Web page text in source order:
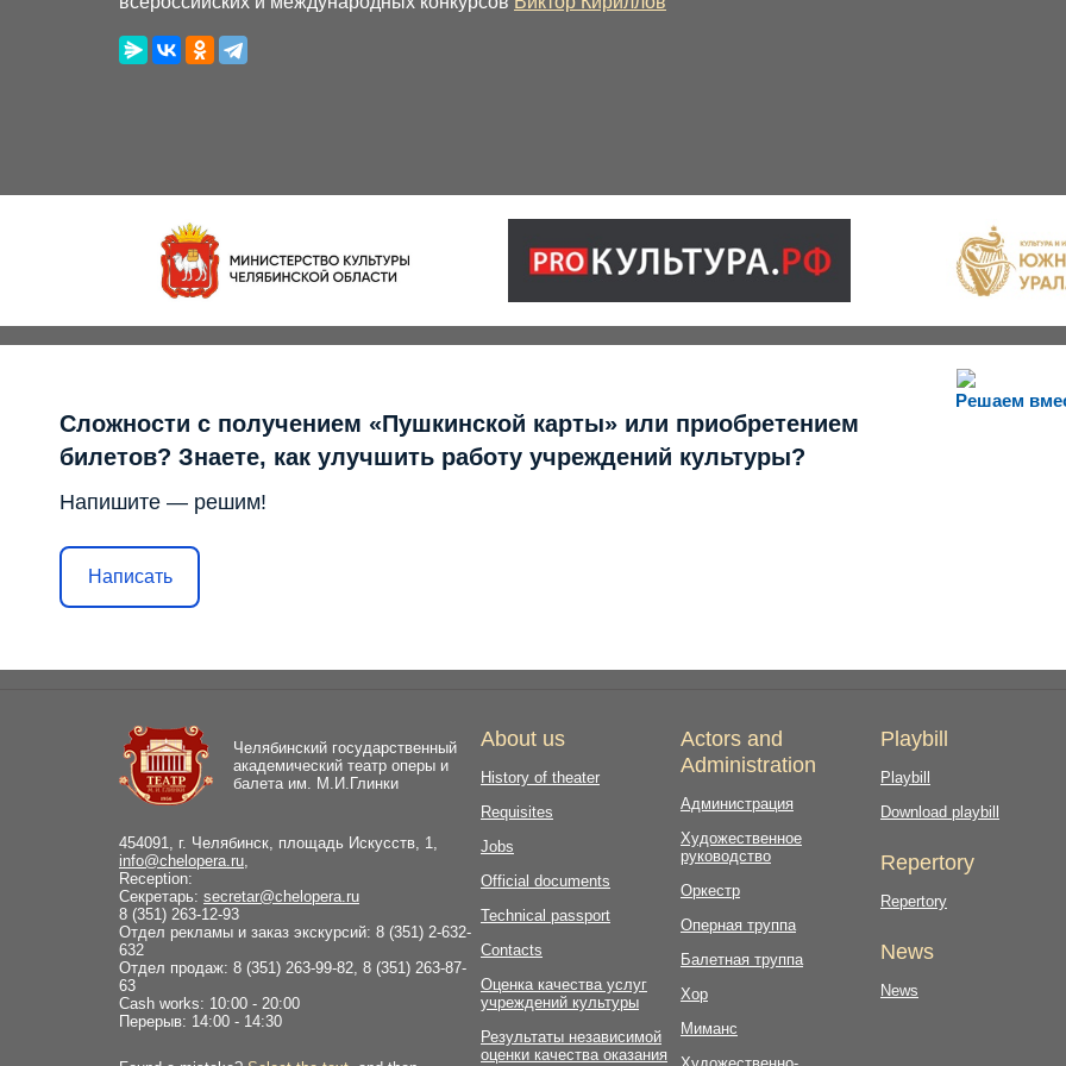
Решаем
Сложности с получением «Пушкинской карты» или приобретением
билетов? Знаете, как улучшить работу учреждений культуры?
Напишите — решим!
Написать
Челябинский государственный
академический театр оперы и
балета им. М.И.Глинки
454091, г. Челябинск, площадь Искусств, 1,
info@chelopera.ru
Reception:
Секретарь: secretar@chelopera.ru
8 (351) 263-12-93
Отдел рекламы и заказ экскурсий: 8 (351) 2-632-
632
Отдел продаж: 8 (351) 263-99-82, 8 (351) 263-87-
63
Cash works: 10:00 - 20:00
Перерыв: 14:00 - 14:30
About us
History of theater
Requisites
Jobs
Official documents
Technical passport
Contacts
Оценка качества услуг
учреждений культуры
Результаты независимой
оценки качества оказания
Actors and
Administration
Администрация
Художественное
руководство
Оркестр
Оперная труппа
Балетная труппа
Хор
Миманс
Playbill
Playbill
Download playbill
Repertory
Repertory
News
News